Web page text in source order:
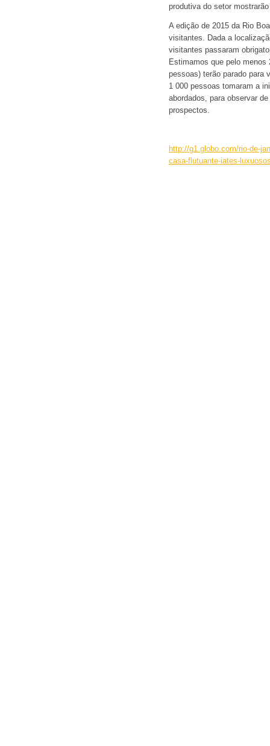
produtiva do setor
A edição de 2015 da Rio
visitantes. Dada a
visitantes passaram
Estimamos que pelo
pessoas) terão parado para
1 000 pessoas tomaram a
abordados, para observar
prospectos.
http://g1.globo.com/rio-de-
casa-flutuante-iates-